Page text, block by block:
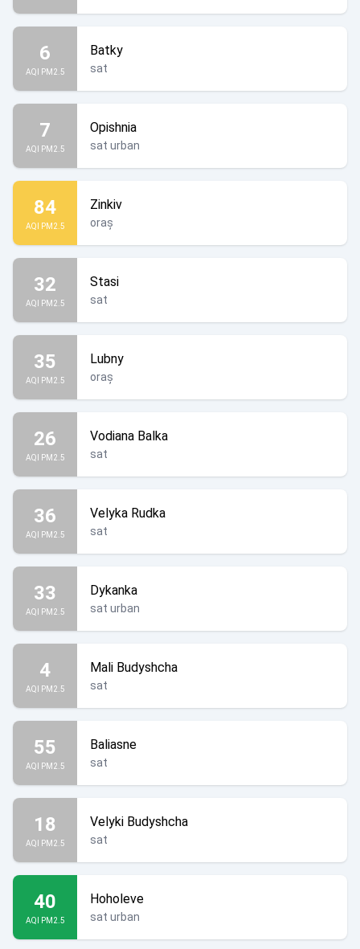
6
AQI PM2.5
Batky
sat
7
AQI PM2.5
Opishnia
sat urban
84
AQI PM2.5
Zinkiv
oraș
32
AQI PM2.5
Stasi
sat
35
AQI PM2.5
Lubny
oraș
26
AQI PM2.5
Vodiana Balka
sat
36
AQI PM2.5
Velyka Rudka
sat
33
AQI PM2.5
Dykanka
sat urban
4
AQI PM2.5
Mali Budyshcha
sat
55
AQI PM2.5
Baliasne
sat
18
AQI PM2.5
Velyki Budyshcha
sat
40
AQI PM2.5
Hoholeve
sat urban